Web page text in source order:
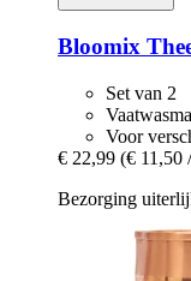
Bloomix
Set van 2
Voor
€ 22,99 (€ 11,50
Bezorging